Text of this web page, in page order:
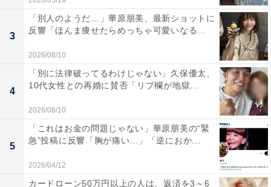
3
「別人のようだ…」華原朋美、最新ショットに
反響「ほんま痩せたらめっちゃ可愛いなる...
2026/08/10
4
「別に法律破ってるわけじゃない」久保優太、
10代女性との再婚に賛否「リプ欄が地獄...
2026/08/10
5
「これはお金の問題じゃない」華原朋美の“緊
急”投稿に反響「胸が痛い…」「逆におか...
2026/04/12
カードローン50万円以上の人は、返済を3～6